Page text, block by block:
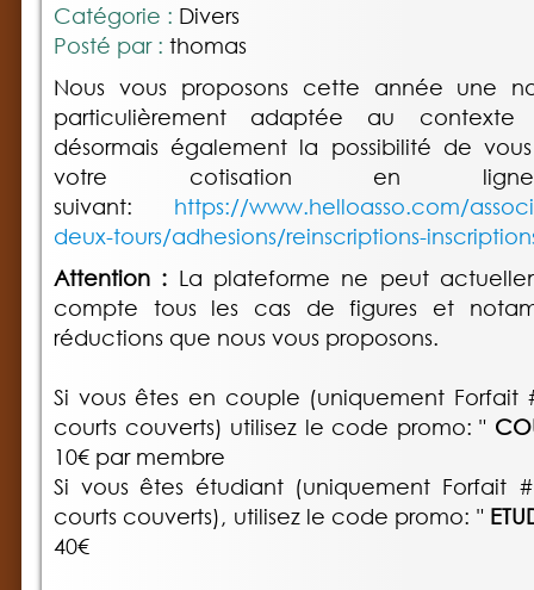
Catégorie : Divers
Posté par : thomas
Nous vous proposons cette année une
particulièrement adaptée au
désormais également la possibilité de
votre cotisation en
suivant: https://www.helloasso.com/
deux-tours/adhesions/reinscriptions-
Attention : La plateforme ne peut
compte tous les cas de figures et
réductions que nous vous proposons.
Si vous êtes en couple (uniquement
courts couverts) utilisez le code promo: "
10€ par membre
Si vous êtes étudiant (uniquement Forfait
courts couverts), utilisez le code promo: "
40€